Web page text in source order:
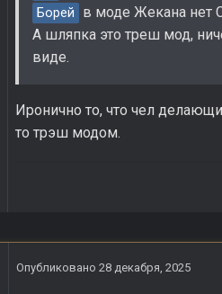
Борей
в моде Жекана нет
А шляпка это треш мод,
виде.
Иронично то, что чел
то трэш модом.
Опубликовано 28 декабря, 2025